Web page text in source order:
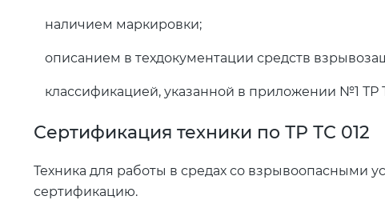
наличием маркировки;
описанием в техдокументации средств
классификацией, указанной в приложении №1 ТР
Сертификация техники по ТР ТС 012
Техника для работы в средах со взрывоопасными
сертификацию.